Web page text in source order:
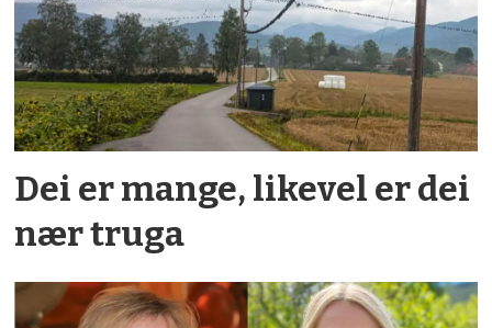
Dei er mange, likevel er dei
nær truga